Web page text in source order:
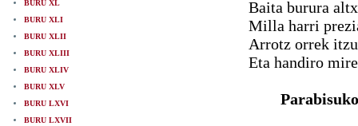
BURU XL
BURU XLI
BURU XLII
BURU XLIII
BURU XLIV
BURU XLV
BURU LXVI
BURU LXVII
Baita burura
Milla harri
Arrotz orrek
Eta handiro